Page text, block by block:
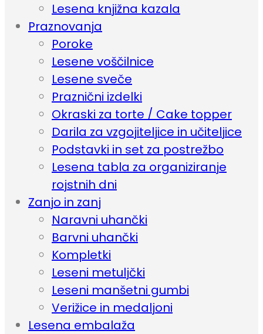
Lesena knjižna kazala
Praznovanja
Poroke
Lesene voščilnice
Lesene sveče
Praznični izdelki
Okraski za torte / Cake topper
Darila za vzgojiteljice in učiteljice
Podstavki in set za postrežbo
Lesena tabla za organiziranje
rojstnih dni
Zanjo in zanj
Naravni uhančki
Barvni uhančki
Kompletki
Leseni metuljčki
Leseni manšetni gumbi
Verižice in medaljoni
Lesena embalaža